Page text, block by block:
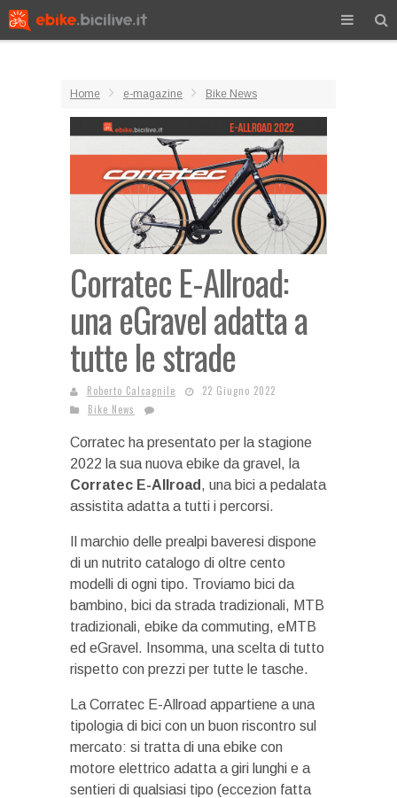
Home e-magazine Bike News
Corratec E-Allroad:
una eGravel adatta a
tutte le strade
Roberto Calcagnile
22 Giugno 2022
Bike News
Corratec ha presentato per la stagione
2022 la sua nuova ebike da gravel, la
Corratec E-Allroad , una bici a pedalata
assistita adatta a tutti i percorsi.
Il marchio delle prealpi baveresi dispone
di un nutrito catalogo di oltre cento
modelli di ogni tipo. Troviamo bici da
bambino, bici da strada tradizionali, MTB
tradizionali, ebike da commuting, eMTB
ed eGravel. Insomma, una scelta di tutto
rispetto con prezzi per tutte le tasche.
La Corratec E-Allroad appartiene a una
tipologia di bici con un buon riscontro sul
mercato: si tratta di una ebike con
motore elettrico adatta a giri lunghi e a
sentieri di qualsiasi tipo (eccezion fatta